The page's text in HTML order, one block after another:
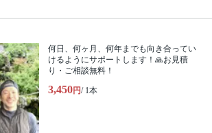
何日、何ヶ月、何年までも向き合ってい
けるようにサポートします！🙏お見積
り・ご相談無料！
3,450円/ 1本